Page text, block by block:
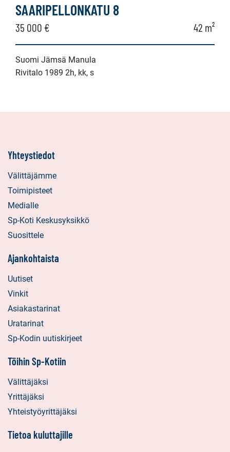
SAARIPELLONKATU 8
35 000 € 42 m²
Suomi Jämsä Manula
Rivitalo 1989 2h, kk, s
Yhteystiedot
Välittäjämme
Toimipisteet
Medialle
Sp-Koti Keskusyksikkö
Suosittele
Ajankohtaista
Uutiset
Vinkit
Asiakastarinat
Uratarinat
Sp-Kodin uutiskirjeet
Töihin Sp-Kotiin
Välittäjäksi
Yrittäjäksi
Yhteistyöyrittäjäksi
Tietoa kuluttajille